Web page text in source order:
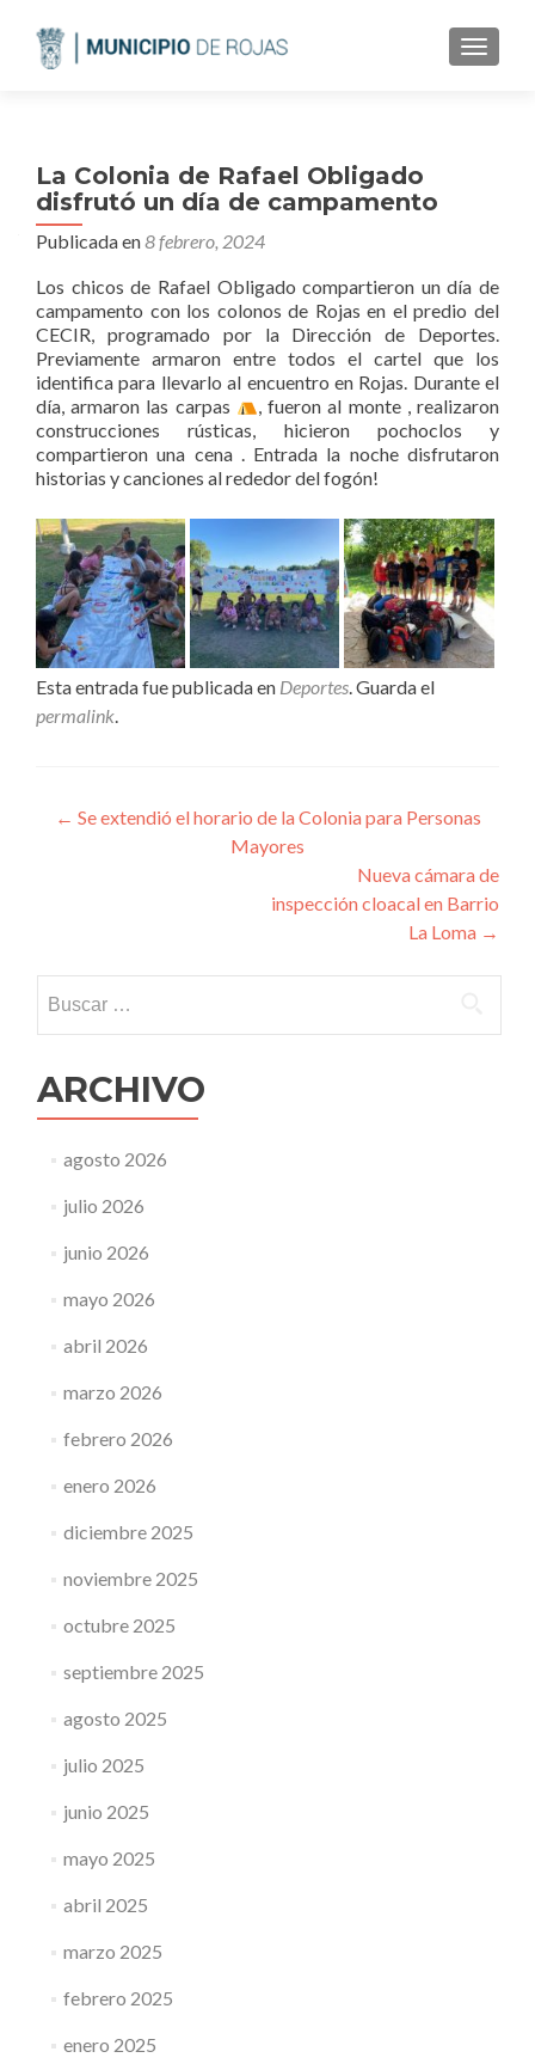
La Colonia de Rafael Obligado
disfrutó un día de campamento
Publicada en8 febrero, 2024
Los chicos de Rafael Obligado compartieron un día de
campamento con los colonos de Rojas en el predio del
CECIR, programado por la Dirección de Deportes.
Previamente armaron entre todos el cartel que los
identifica para llevarlo al encuentro en Rojas. Durante el
día, armaron las carpas
, fueron al monte , realizaron
construcciones rústicas, hicieron pochoclos y
compartieron una cena . Entrada la noche disfrutaron
historias y canciones al rededor del fogón!
Esta entrada fue publicada en Deportes. Guarda el
permalink.
Navegación
← Se extendió el horario de la Colonia para Personas
Mayores
Nueva cámara de
inspección cloacal en Barrio
La Loma →
ARCHIVO
agosto 2026
julio 2026
junio 2026
mayo 2026
abril 2026
marzo 2026
febrero 2026
enero 2026
diciembre 2025
noviembre 2025
octubre 2025
septiembre 2025
agosto 2025
julio 2025
junio 2025
mayo 2025
abril 2025
marzo 2025
febrero 2025
enero 2025